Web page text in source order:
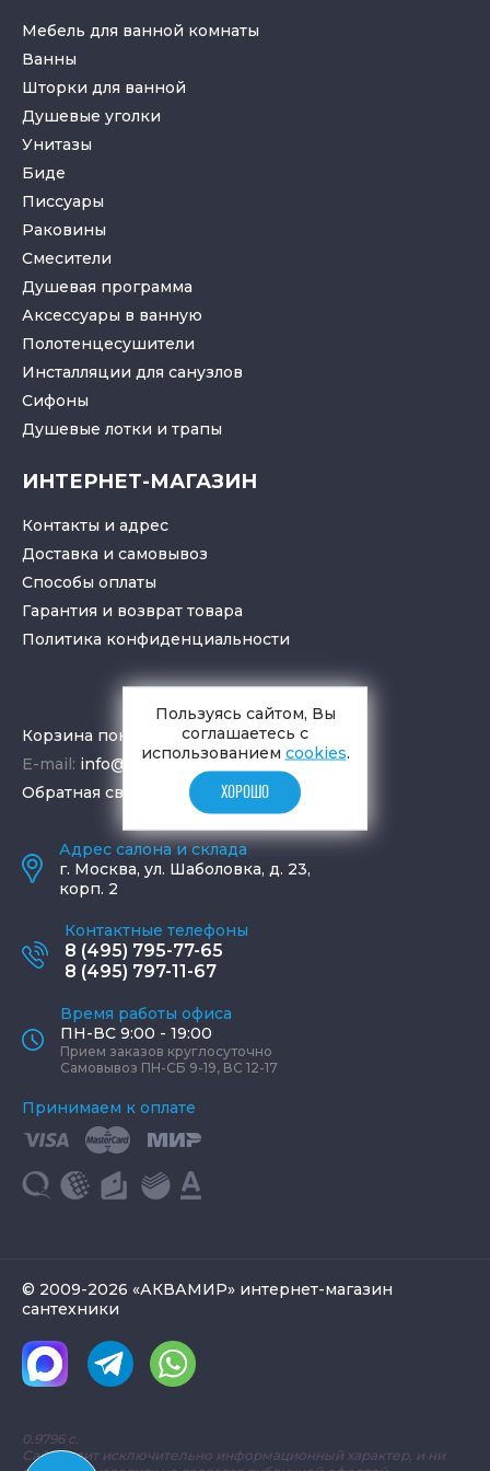
Мебель для ванной комнаты
Ванны
Шторки для ванной
Душевые уголки
Унитазы
Биде
Писсуары
Раковины
Смесители
Душевая программа
Аксессуары в ванную
Полотенцесушители
Инсталляции для санузлов
Cифоны
Душевые лотки и трапы
ИНТЕРНЕТ-МАГАЗИН
Контакты и адрес
Доставка и самовывоз
Способы оплаты
Гарантия и возврат товара
Политика конфиденциальности
Корзина покупок
E-mail: info@aquamir.ru
Обратная связь
Адрес салона и склада
г. Москва, ул. Шаболовка, д. 23,
корп. 2
Контактные телефоны
8 (495) 795-77-65
8 (495) 797-11-67
Время работы офиса
ПН-ВС 9:00 - 19:00
Прием заказов круглосуточно
Самовывоз ПН-СБ 9-19, ВС 12-17
Принимаем к оплате
© 2009-2026 «АКВАМИР» интернет-магазин
сантехники
0.9796 с.
Сайт носит исключительно информационный характер, и ни
Пользуясь сайтом, Вы
соглашаетесь с
использованием cookies.
ХОРОШО